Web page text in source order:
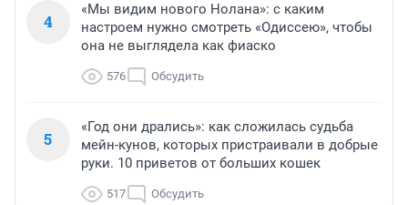
4
«Мы видим нового Нолана»: с каким
настроем нужно смотреть «Одиссею», чтобы
она не выглядела как фиаско
576 Обсудить
5
«Год они дрались»: как сложилась судьба
мейн-кунов, которых пристраивали в добрые
руки. 10 приветов от больших кошек
517 Обсудить